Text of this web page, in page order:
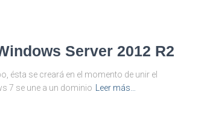
Server 2012 R2
ésta se creará en el momento de unir el
7 se une a un dominio
Leer más…